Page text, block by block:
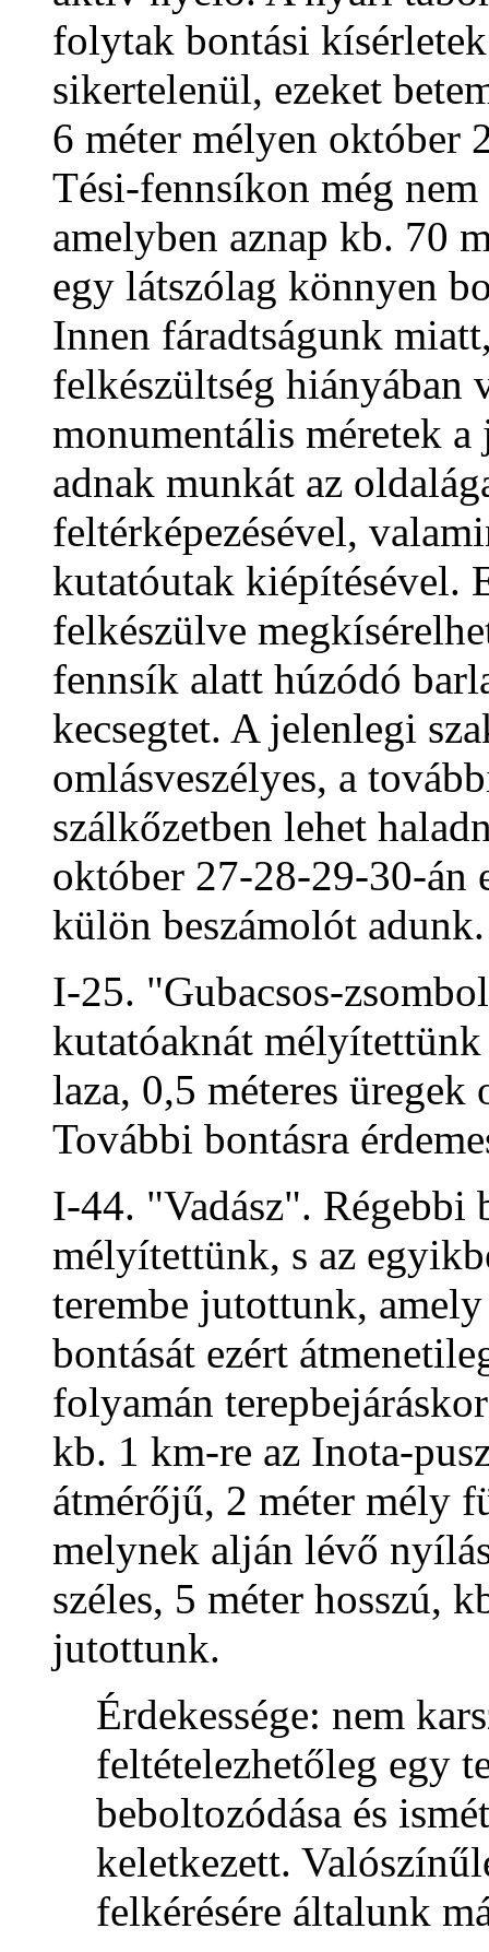
folytak bontási
sikertelenül, ezeket
6 méter mélyen október
Tési-fennsíkon még
amelyben aznap kb. 70
egy látszólag könnyen
Innen fáradtságunk
felkészültség
monumentális méretek
adnak munkát az
feltérképezésével,
kutatóutak kiépítésével.
felkészülve
fennsík alatt húzódó
kecsegtet. A jelenlegi
omlásveszélyes, a
szálkőzetben lehet
október 27-28-29-30-án
külön beszámolót adunk.
I-25. "Gubacsos-
kutatóaknát
laza, 0,5 méteres
További bontásra
I-44. "Vadász". Régebbi
mélyítettünk, s az
terembe jutottunk,
bontását ezért
folyamán
kb. 1 km-re az Inota-
átmérőjű, 2 méter mély
melynek alján lévő
széles, 5 méter hosszú,
jutottunk.
Érdekessége: nem
feltételezhetőleg egy
beboltozódása és
keletkezett.
felkérésére általunk